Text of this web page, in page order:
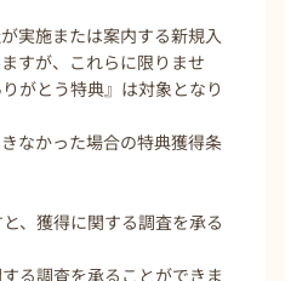
実施または案内する新規入
すが、これらに限りませ
がとう特典』は対象となり
なかった場合の特典獲得条
、獲得に関する調査を承る
る調査を承ることができま